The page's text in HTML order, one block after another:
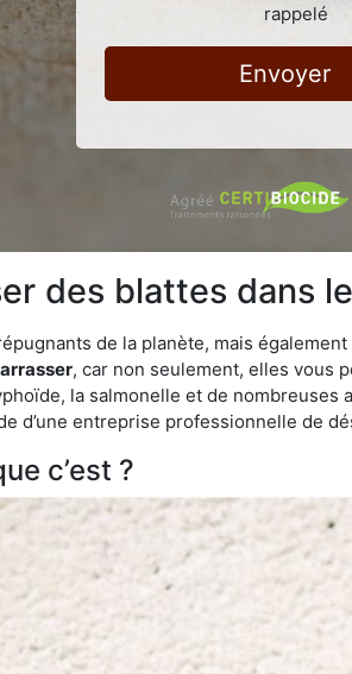
rappelé
Envoyer
des blattes dans
de la planète, mais
, car non seulement, elles vous
la salmonelle et de nombreuses
d’une entreprise professionnelle de
c’est ?